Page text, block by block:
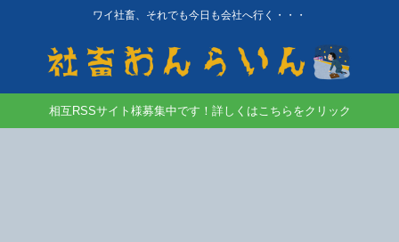
ワイ社畜、それでも今日も会社へ行く・・・
相互RSSサイト様募集中です！詳しくはこちらをクリック